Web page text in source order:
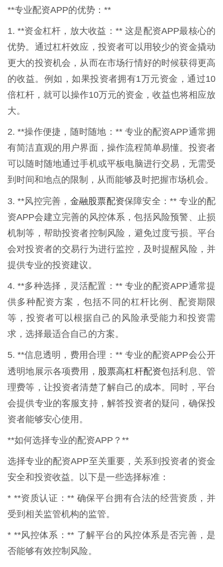
**专业配资APP的优势：**
1. **资金杠杆，放大收益：** 这是配资APP最核心的
优势。通过杠杆效应，投资者可以用较少的资金撬动
更大的投资机会，从而在市场行情好的时候获得更高
的收益。例如，如果投资者拥有1万元资金，通过10
倍杠杆，就可以操作10万元的资金，收益也将相应放
大。
2. **操作便捷，随时随地：** 专业的配资APP通常拥
有简洁直观的用户界面，操作流程简单易懂。投资者
可以随时随地通过手机或平板电脑进行交易，无需受
到时间和地点的限制，从而能够及时把握市场机会。
3. **风控完善， 金融股票配资保障安全：** 专业的配
资APP会建立完善的风控体系，包括风险预警、止损
机制等，帮助投资者控制风险，避免过度亏损。平台
会对投资者的交易行为进行监控，及时提醒风险，并
提供专业的投资建议。
4. **多种选择，灵活配置：** 专业的配资APP通常提
供多种配资方案，包括不同的杠杆比例、配资期限
等，投资者可以根据自己的风险承受能力和投资需
求，选择最适合自己的方案。
5. **信息透明，费用合理：** 专业的配资APP会公开
透明地展示各项费用， 股票高杠杆配资包括利息、管
理费等，让投资者清楚了解自己的成本。同时，平台
会提供专业的客服支持，解答投资者的疑问，确保投
资者能够安心使用。
**如何选择专业的配资APP？**
选择专业的配资APP至关重要，关系到投资者的资金
安全和投资收益。以下是一些选择标准：
* **资质认证：** 确保平台拥有合法的经营资质，并
受到相关监管机构的监管。
* **风控体系：** 了解平台的风控体系是否完善，是
否能够有效控制风险。